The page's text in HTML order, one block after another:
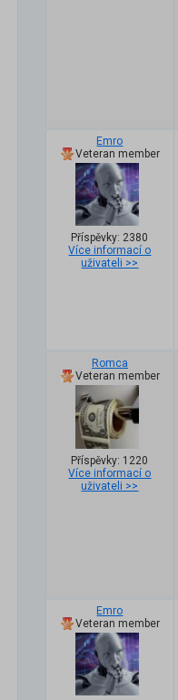
Emro
Veteran member
Příspěvky: 2380
Více informací o
uživateli >>
Romca
Veteran member
Příspěvky: 1220
Více informací o
uživateli >>
Emro
Veteran member